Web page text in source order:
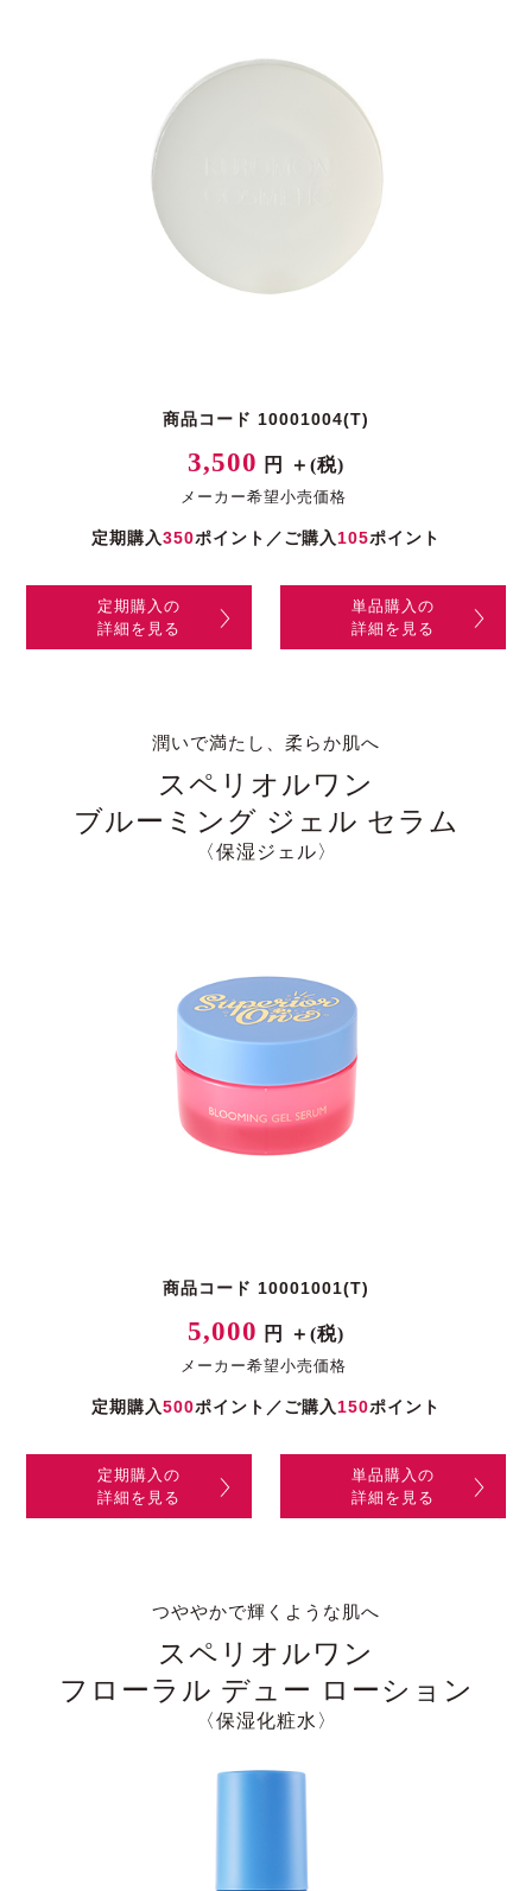
商品コード 10001004(T)
3,500 円 ＋(税)
メーカー希望小売価格
定期購入350ポイント／ご購入 105ポイント
定期購入の
詳細を見る
単品購入の
詳細を見る
潤いで満たし、柔らか肌へ
スペリオルワン
ブルーミング ジェル セラム
〈保湿ジェル〉
商品コード 10001001(T)
5,000 円 ＋(税)
メーカー希望小売価格
定期購入500ポイント／ご購入 150ポイント
定期購入の
詳細を見る
単品購入の
詳細を見る
つややかで輝くような肌へ
スペリオルワン
フローラル デュー ローション
〈保湿化粧水〉